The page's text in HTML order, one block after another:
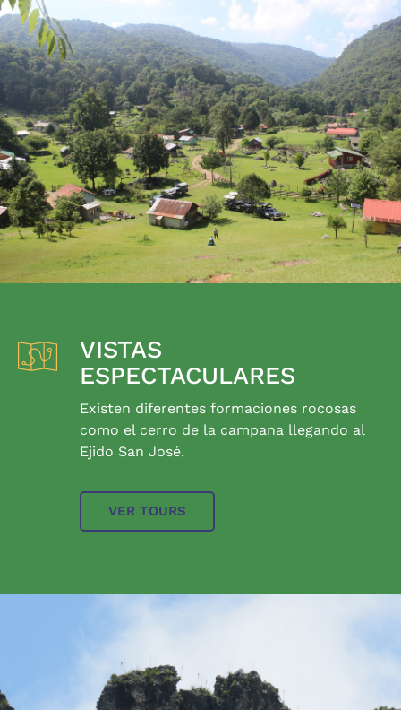
VISTAS
ESPECTACULARES
Existen diferentes formaciones rocosas
como el cerro de la campana llegando al
Ejido San José.
VER TOURS